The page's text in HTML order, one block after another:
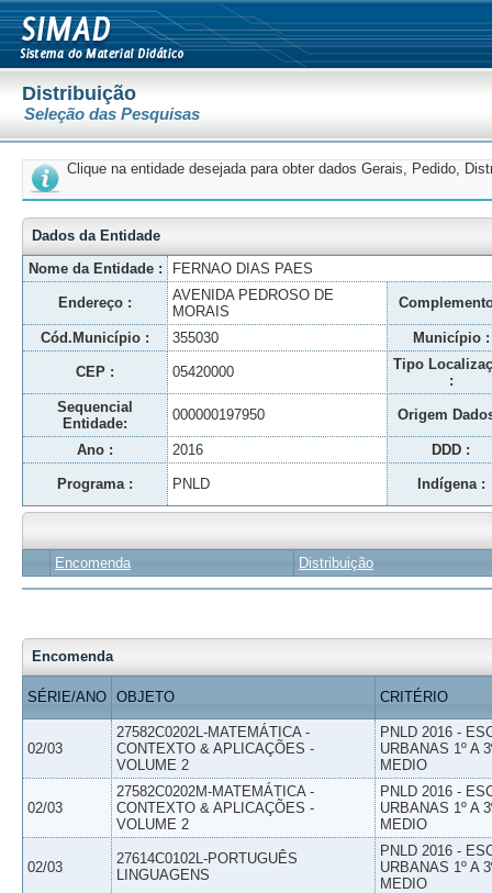
Distribuição
Seleção das Pesquisas
Clique na entidade desejada para obter dados Gerais, Pedido,
Dados da Entidade
Nome da Entidade :
FERNAO DIAS PAES
Endereço :
AVENIDA PEDROSO DE
MORAIS
Cód.Município : 355030 Município :
CEP : 05420000
Tipo
:
Sequencial
Entidade:
000000197950 Origem
Ano : 2016 DDD :
Programa : PNLD Indígena :
Encomenda Distribuição
Encomenda
SÉRIE/ANO OBJETO CRITÉRIO
02/03
27582C0202L-MATEMÁTICA -
CONTEXTO & APLICAÇÕES -
VOLUME 2
PNLD 2016 -
URBANAS 1º A
MEDIO
02/03
27582C0202M-MATEMÁTICA -
CONTEXTO & APLICAÇÕES -
VOLUME 2
PNLD 2016 -
URBANAS 1º A
MEDIO
02/03
27614C0102L-PORTUGUÊS
LINGUAGENS
PNLD 2016 -
URBANAS 1º A
MEDIO